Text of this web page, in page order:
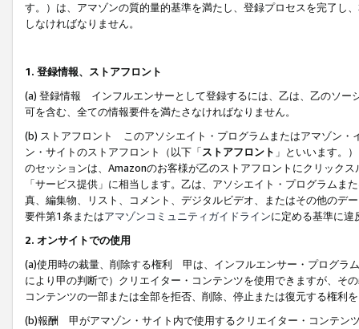
す。）は、アマゾンの質的量的基準を満たし、登録プロセスを完了し、
しなければなりません。
1. 登録情報、ストアフロント
(a) 登録情報 インフルエンサーとして登録するには、乙は、乙のソー
可を含む、全ての情報要件を満たさなければなりません。
(b) ストアフロント このアソシエイト・プログラムまたはアマゾン・
ン・サイトのストアフロント（以下「ストアフロント 」といいます。
のセッションは、Amazonのお客様が乙のストアフロントにクリック
「サービス提供」に相当します。乙は、アソシエイト・プログラム
真、編集物、リスト、コメント、デジタルビデオ、またはその他のデ
要件第1条またはアマゾンコミュニティガイドラインに定める基準に違
2. オンサイトでの使用
(a)使用時の裁量、削除する権利 甲は、インフルエンサー・プログラ
により甲の判断で）クリエイター・コンテンツを使用できますが、そ
コンテンツの一部または全部を拒否、削除、停止または復元する権利
(b)報酬 甲がアマゾン・サイト内で使用するクリエイター・コンテン